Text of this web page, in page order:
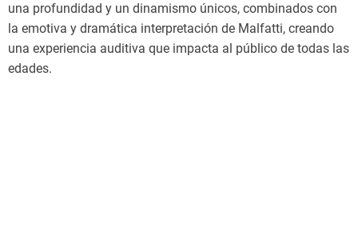
una profundidad y un dinamismo únicos, combinados con
la emotiva y dramática interpretación de Malfatti, creando
una experiencia auditiva que impacta al público de todas las
edades.